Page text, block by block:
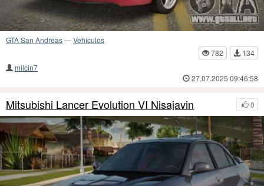
GTA San Andreas—Vehículos
782
134
milcin7
27.07.2025 09:46:58
0
Mitsubishi Lancer Evolution VI Nisajavin